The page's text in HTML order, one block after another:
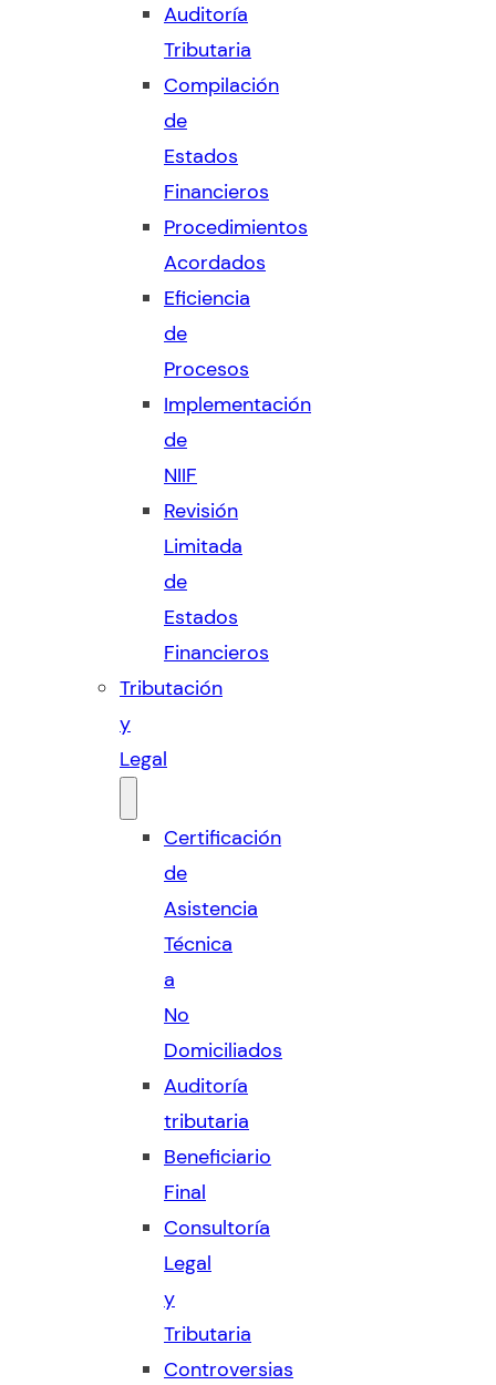
Auditoría
Tributaria
Compilación
de
Estados
Financieros
Procedimientos
Acordados
Eficiencia
de
Procesos
Implementación
de
NIIF
Revisión
Limitada
de
Estados
Financieros
Tributación
y
Legal
Certificación
de
Asistencia
Técnica
a
No
Domiciliados
Auditoría
tributaria
Beneficiario
Final
Consultoría
Legal
y
Tributaria
Controversias